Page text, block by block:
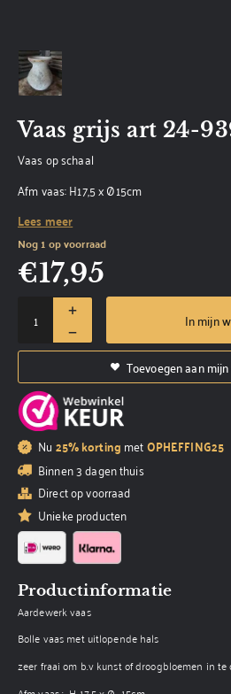
Vaas grijs art 24-
Vaas op schaal
Afm vaas: H17,5 x Ø15cm
Lees meer
Nog 1 op voorraad
€17,95
In mijn
Toevoegen aan
Nu 25% korting metOPHEFFING25
Binnen 3 dagen thuis
Direct op voorraad
Unieke producten
Productinformatie
Aardewerk vaas
Bolle vaas met uitlopende hals
zeer fraai om b.v kunst of droogbloemen in te